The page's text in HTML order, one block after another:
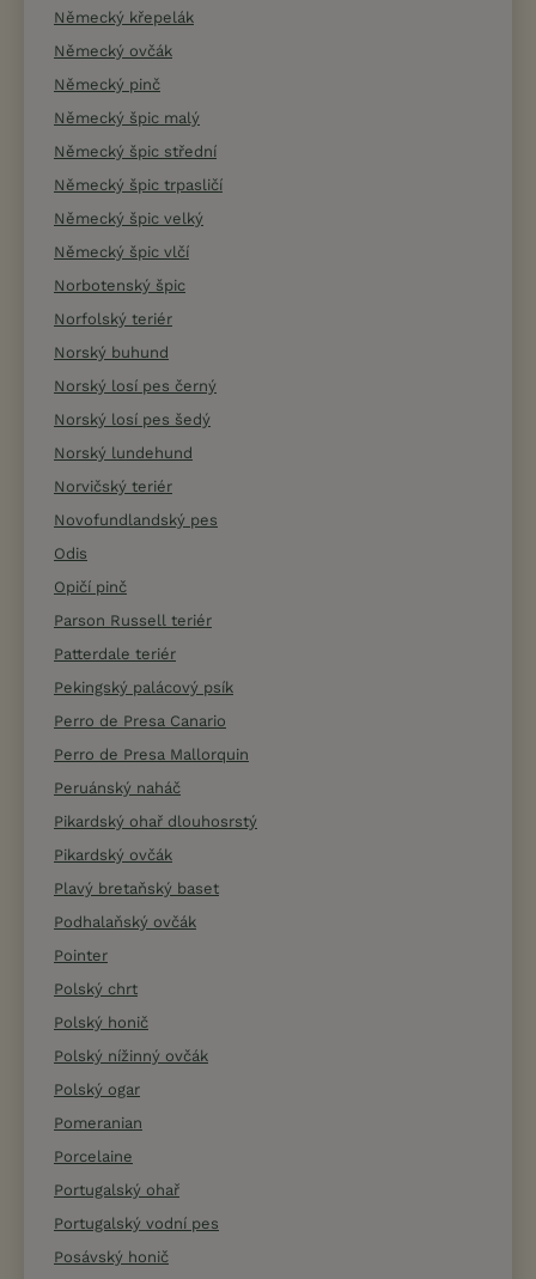
Německý křepelák
Německý ovčák
Německý pinč
Německý špic malý
Německý špic střední
Německý špic trpasličí
Německý špic velký
Německý špic vlčí
Norbotenský špic
Norfolský teriér
Norský buhund
Norský losí pes černý
Norský losí pes šedý
Norský lundehund
Norvičský teriér
Novofundlandský pes
Odis
Opičí pinč
Parson Russell teriér
Patterdale teriér
Pekingský palácový psík
Perro de Presa Canario
Perro de Presa Mallorquin
Peruánský naháč
Pikardský ohař dlouhosrstý
Pikardský ovčák
Plavý bretaňský baset
Podhalaňský ovčák
Pointer
Polský chrt
Polský honič
Polský nížinný ovčák
Polský ogar
Pomeranian
Porcelaine
Portugalský ohař
Portugalský vodní pes
Posávský honič